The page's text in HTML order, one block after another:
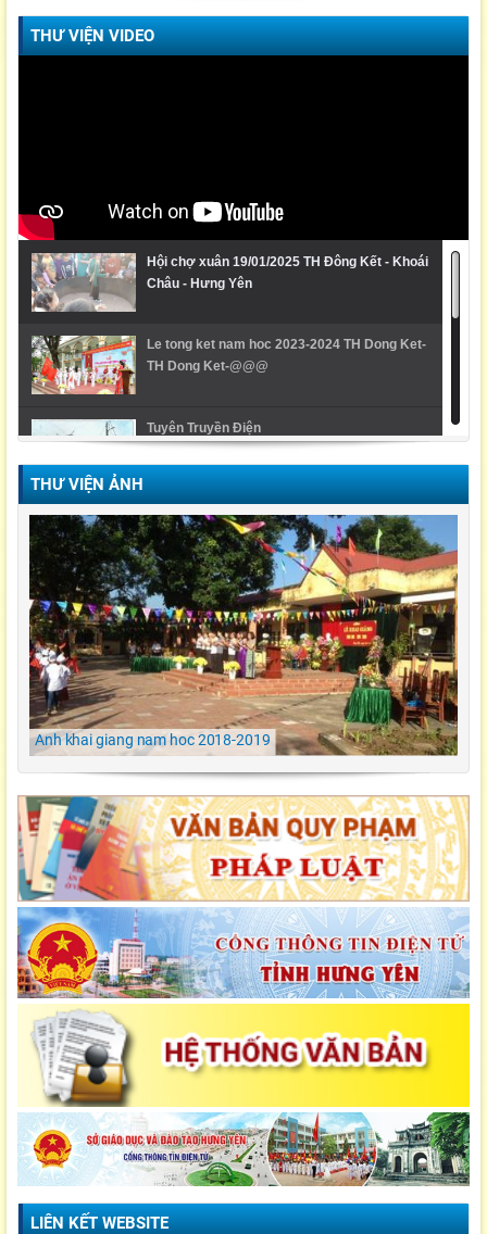
THƯ VIỆN VIDEO
Hội chợ xuân 19/01/2025 TH Đông Kết - Khoái
Châu - Hưng Yên
Le tong ket nam hoc 2023-2024 TH Dong Ket-
TH Dong Ket-@@@
Tuyên Truyền Điện
Video Lễ trao giải cuộc thi Violympic Quốc gia
Ngày hội ẩm thực/ TH Đông kết/ Khoái Châu/
Hưng Yên
LỄ KHAI GIẢNG NĂM HỌC 2021-2022 Tiểu
Học Đông Kết
THƯ VIỆN ẢNH
Anh khai giang nam hoc 2018-2019
LIÊN KẾT WEBSITE